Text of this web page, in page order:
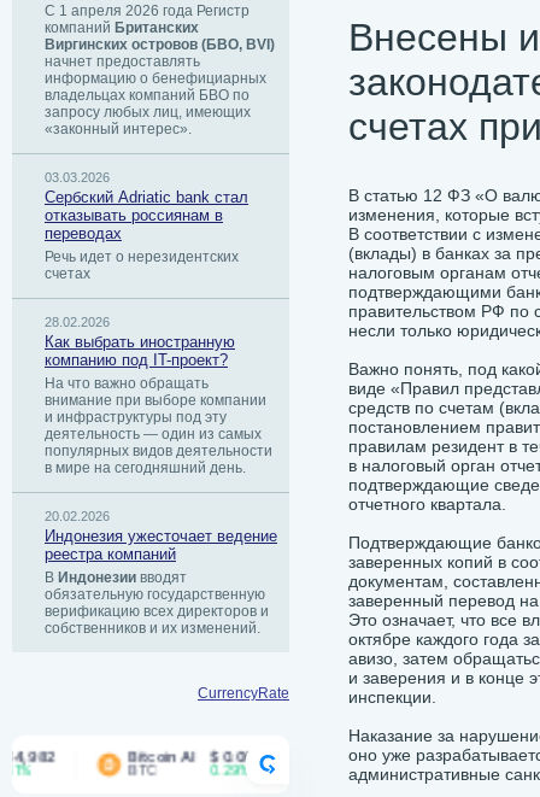
Внесены
счетах
В статью 12 ФЗ «О
изменения, которые
В соответствии с
(вклады) в банках за
налоговым органам
подтверждающими
правительством РФ по
несли только
Важно понять, под
виде «Правил
средств по счетам
постановлением
правилам резидент в
в налоговый орган
подтверждающие
отчетного квартала.
Подтверждающие
заверенных копий в
документам,
заверенный перевод
Это означает, что все
октябре каждого года
авизо, затем
и заверения и в конце
инспекции.
Наказание за
оно уже
административные
С 1 апреля 2026 года Регистр
компаний Британских
Виргинских островов (БВО, BVI)
начнет предоставлять
информацию о бенефициарных
владельцах компаний БВО по
запросу любых лиц, имеющих
«законный интерес».
03.03.2026
Сербский ​Adriatic bank стал
отказывать россиянам в
переводах
Речь идет о нерезидентских
счетах
28.02.2026
Как выбрать иностранную
компанию под IT-проект?
На что важно обращать
внимание при выборе компании
и инфраструктуры под эту
деятельность — один из самых
популярных видов деятельности
в мире на сегодняшний день.
20.02.2026
Индонезия ужесточает ведение
реестра компаний
В Индонезии вводят
обязательную государственную
верификацию всех директоров и
собственников и их изменений.
CurrencyRate
Bitcoin AI
BTC
$ 0.00167
0.29%
Bitcoin Cash
BCH
$ 215.98
1.19%
CRYPTORANK